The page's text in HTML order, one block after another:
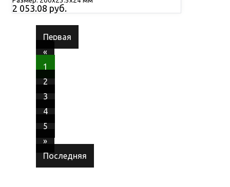
2 053.08 руб.
Первая
«
1
2
3
4
5
»
Последняя